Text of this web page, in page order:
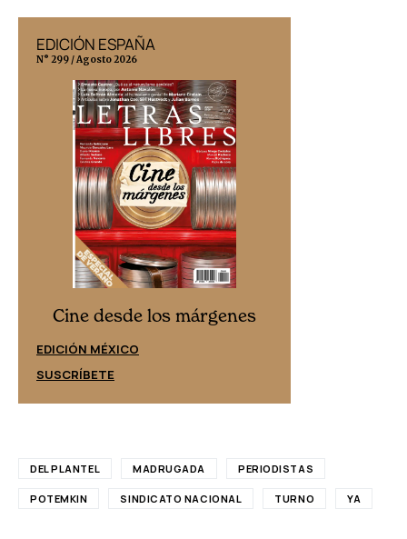
EDICIÓN ESPAÑA
N° 299 / Agosto 2026
Cine desde los márgenes
EDICIÓN MÉXICO
SUSCRÍBETE
DEL PLANTEL MADRUGADA PERIODISTAS
POTEMKIN SINDICATO NACIONAL TURNO YA